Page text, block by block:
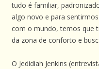
tudo é familiar,
algo novo e para
com o mundo, temos que
da zona de conforto e
O Jedidiah Jenkins